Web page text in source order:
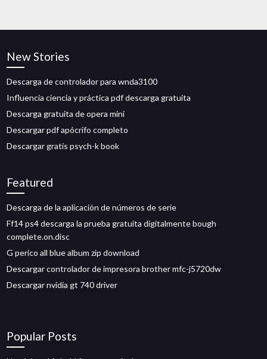
New Stories
Descarga de controlador para wnda3100
Influencia ciencia y práctica pdf descarga gratuita
Descarga gratuita de opera mini
Descargar pdf apócrifo completo
Descargar gratis psych-k book
Featured
Descarga de la aplicación de números de serie
Ff14 ps4 descarga la prueba gratuita digitalmente bough
complete.on.disc
G perico all blue album zip download
Descargar controlador de impresora brother mfc-j5720dw
Descargar nvidia gt 740 driver
Popular Posts